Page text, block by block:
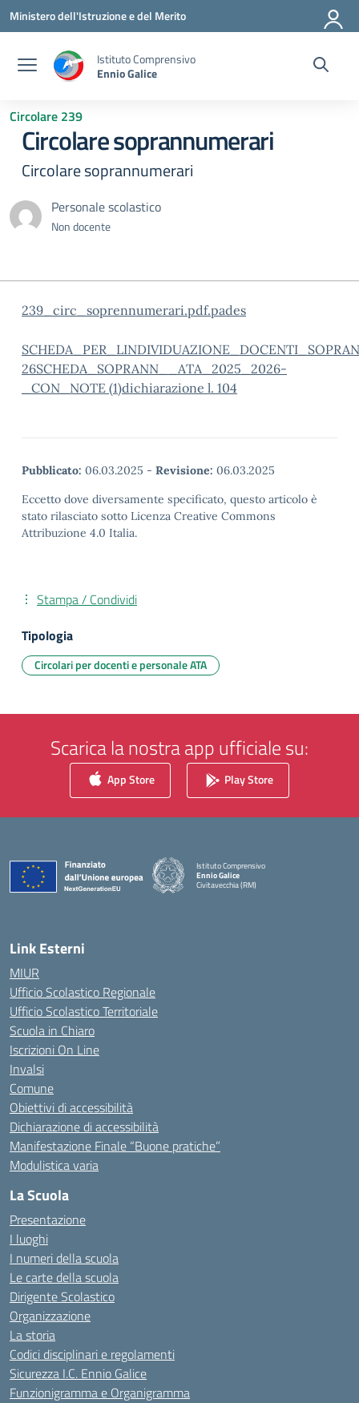
Vai ai contenuti
Vai al menu di navigazione
Vai al footer
Ministero dell'Istruzione e del Merito
Istituto Comprensivo
Ennio Galice
Circolare 239
Circolare soprannumerari
Circolare soprannumerari
Personale scolastico
Non docente
239_circ_soprennumerari.pdf.pades
26SCHEDA_SOPRANN__ATA_2025_2026-
_CON_NOTE (1)dichiarazione l. 104
Pubblicato: 06.03.2025 - Revisione: 06.03.2025
Eccetto dove diversamente specificato, questo articolo è
stato rilasciato sotto Licenza Creative Commons
Attribuzione 4.0 Italia.
Stampa / Condividi
Tipologia
Circolari per docenti e personale ATA
Scarica la nostra app ufficiale su:
App Store Play Store
Istituto Comprensivo
Ennio Galice
Civitavecchia (RM)
Link Esterni
MIUR
Ufficio Scolastico Regionale
Ufficio Scolastico Territoriale
Scuola in Chiaro
Iscrizioni On Line
Invalsi
Comune
Obiettivi di accessibilità
Dichiarazione di accessibilità
Manifestazione Finale “Buone pratiche”
Modulistica varia
La Scuola
Presentazione
I luoghi
I numeri della scuola
Le carte della scuola
Dirigente Scolastico
Organizzazione
La storia
Codici disciplinari e regolamenti
Sicurezza I.C. Ennio Galice
Funzionigramma e Organigramma